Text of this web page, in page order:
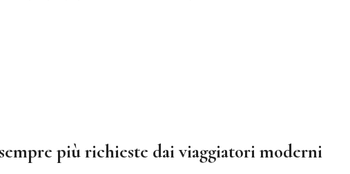
sempre più richieste dai viaggiatori moderni